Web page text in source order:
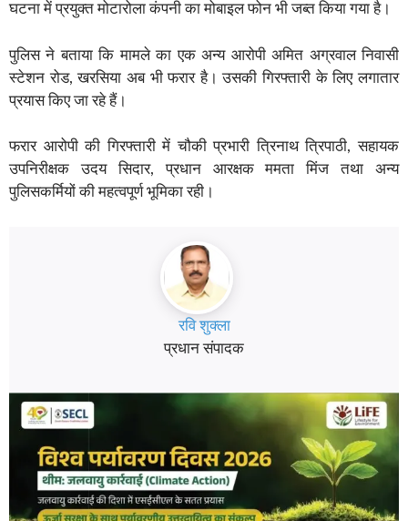
घटना में प्रयुक्त मोटारोला कंपनी का मोबाइल फोन भी जब्त किया गया है।
पुलिस ने बताया कि मामले का एक अन्य आरोपी अमित अग्रवाल निवासी
स्टेशन रोड, खरसिया अब भी फरार है। उसकी गिरफ्तारी के लिए लगातार
प्रयास किए जा रहे हैं।
फरार आरोपी की गिरफ्तारी में चौकी प्रभारी त्रिनाथ त्रिपाठी, सहायक
उपनिरीक्षक उदय सिदार, प्रधान आरक्षक ममता मिंज तथा अन्य
पुलिसकर्मियों की महत्वपूर्ण भूमिका रही।
रवि शुक्ला
प्रधान संपादक